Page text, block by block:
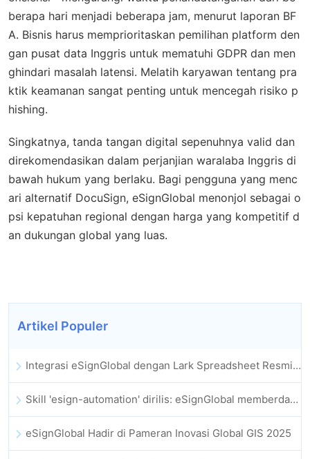
berapa hari menjadi beberapa jam, menurut laporan BF
A. Bisnis harus memprioritaskan pemilihan platform den
gan pusat data Inggris untuk mematuhi GDPR dan men
ghindari masalah latensi. Melatih karyawan tentang pra
ktik keamanan sangat penting untuk mencegah risiko p
hishing.
Singkatnya, tanda tangan digital sepenuhnya valid dan
direkomendasikan dalam perjanjian waralaba Inggris di
bawah hukum yang berlaku. Bagi pengguna yang menc
ari alternatif DocuSign, eSignGlobal menonjol sebagai o
psi kepatuhan regional dengan harga yang kompetitif d
an dukungan global yang luas.
Artikel Populer
Integrasi eSignGlobal dengan Lark Spreadsheet Resmi Diluncurkan: Otomatisasi Penuh Penandatanganan dan Pengarsipan Kontrak Elektronik
Skill 'esign-automation' dirilis: eSignGlobal memberdayakan OpenClaw dengan tanda tangan elektronik otomatis
eSignGlobal Hadir di Pameran Inovasi Global GIS 2025